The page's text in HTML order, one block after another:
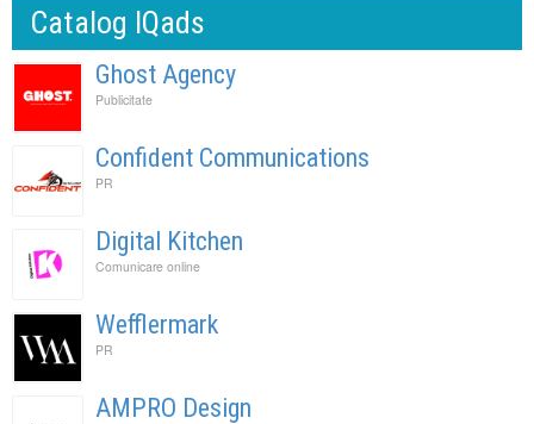
Catalog IQads
Ghost Agency
Publicitate
Confident Communications
PR
Digital Kitchen
Comunicare online
Wefflermark
PR
AMPRO Design